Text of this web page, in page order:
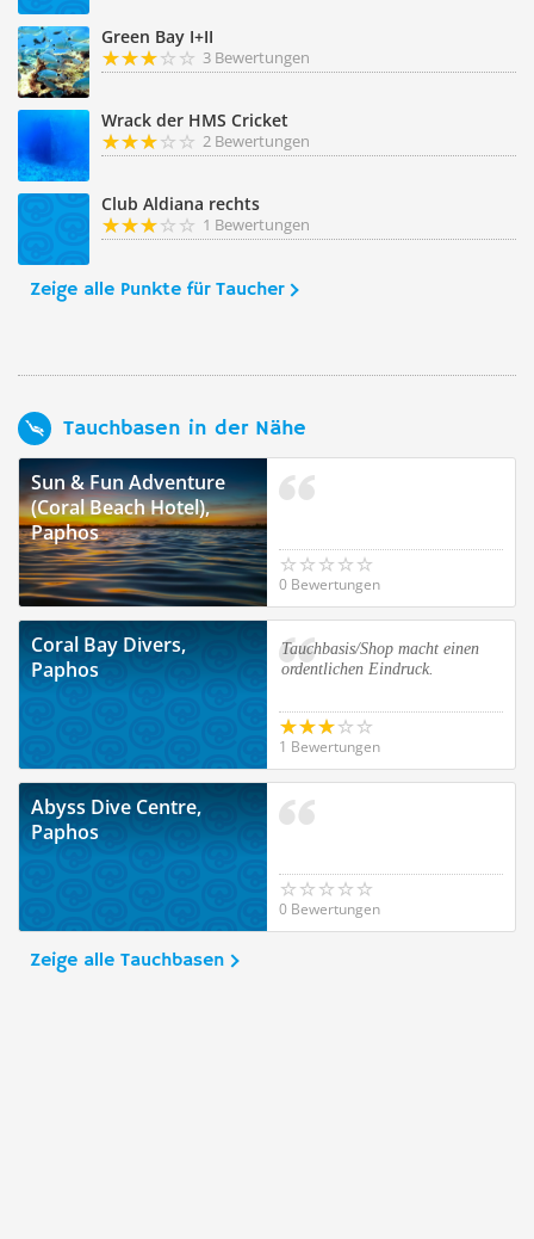
Green Bay I+II
3 Bewertungen
Wrack der HMS Cricket
2 Bewertungen
Club Aldiana rechts
1 Bewertungen
Zeige alle Punkte für Taucher
Tauchbasen in der Nähe
Sun & Fun Adventure
(Coral Beach Hotel),
Paphos
0 Bewertungen
Coral Bay Divers,
Paphos
Tauchbasis/Shop macht einen
ordentlichen Eindruck.
1 Bewertungen
Abyss Dive Centre,
Paphos
0 Bewertungen
Zeige alle Tauchbasen